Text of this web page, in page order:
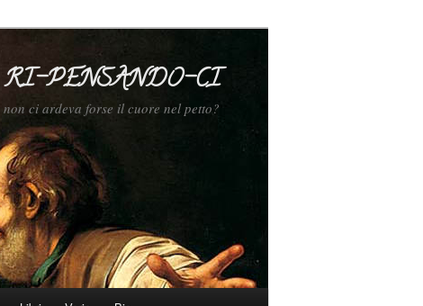
RI-PENSANDO-CI
non ci ardeva forse il cuore nel petto?